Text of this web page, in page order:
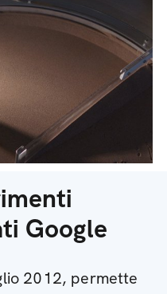
Google
2012, permette